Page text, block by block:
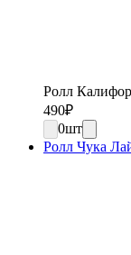
Ролл
490₽
0шт
Ролл Чука